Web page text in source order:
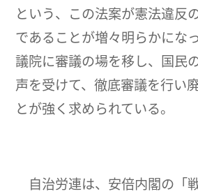
という、この法案が憲法違反
であることが増々明らかにな
議院に審議の場を移し、国民
声を受けて、徹底審議を行い
とが強く求められている。
自治労連は、安倍内閣の「